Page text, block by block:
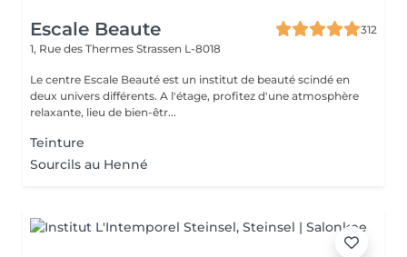
Escale Beaute
312
1, Rue des Thermes Strassen L-8018
Le centre Escale Beauté est un institut de beauté scindé en
deux univers différents. A l'étage, profitez d'une atmosphère
relaxante, lieu de bien-êtr...
Teinture
Sourcils au Henné